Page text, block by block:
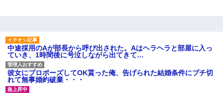
中途採用のAが部長から呼び出された。Aはヘラヘラと部屋に入っ
ていき、1時間後に号泣しながら出てきて…
彼女にプロポーズしてOK貰った俺、告げられた結婚条件にブチ切
れて無事婚約破棄・・・